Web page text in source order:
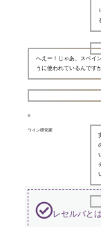
へえー！じゃあ、スペイ
うに使われているんです
ワイン研究家
レセルバとは